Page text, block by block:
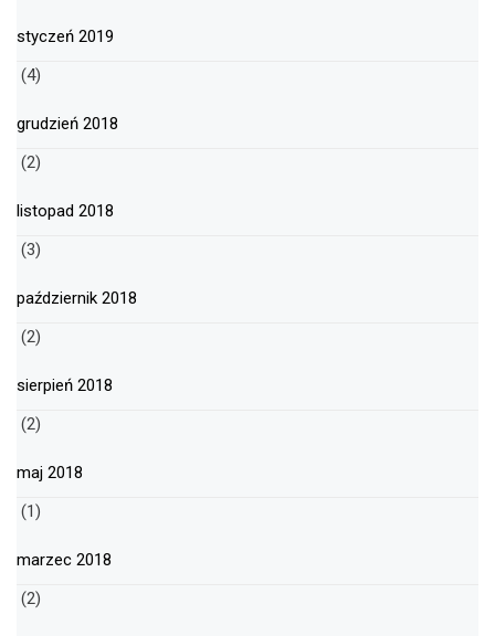
styczeń 2019
(4)
grudzień 2018
(2)
listopad 2018
(3)
październik 2018
(2)
sierpień 2018
(2)
maj 2018
(1)
marzec 2018
(2)